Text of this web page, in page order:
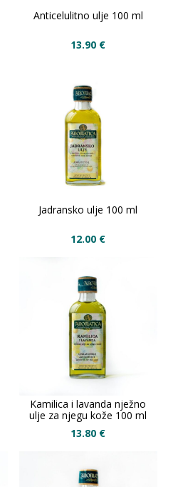
Anticelulitno ulje 100 ml
13.90 €
Jadransko ulje 100 ml
12.00 €
Kamilica i lavanda nježno
ulje za njegu kože 100 ml
13.80 €